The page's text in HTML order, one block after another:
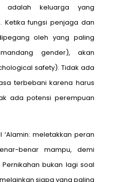
adalah keluarga yang
Ketika fungsi penjaga dan
oleh yang paling
gender), akan
safety). Tidak ada
terbebani karena harus
ada potensi perempuan
‘Alamin: meletakkan peran
benar mampu, demi
bukan lagi soal
siapa yang paling